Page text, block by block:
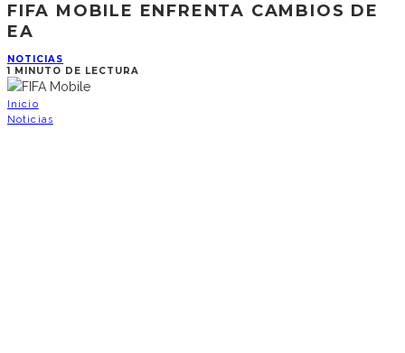
FIFA MOBILE ENFRENTA CAMBIOS DE
EA
NOTICIAS
1 MINUTO DE LECTURA
Inicio
Noticias